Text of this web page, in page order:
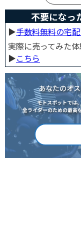
不要になっ
▶︎手数料無料の宅
実際に売ってみた
▶︎こちら
あなたのオ
モトスポットでは
全ライダーのための最高